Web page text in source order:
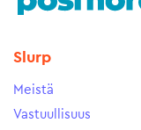
Slurp
Meistä
Vastuullisuus